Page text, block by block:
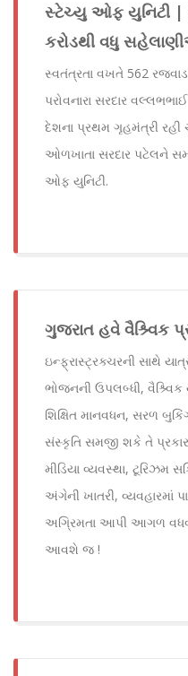
સ્ટેચ્યુ ઓફ યુનિટી |
કરોડથી વધુ
સ્વતંત્રતા વખતે 562
પરોવનારા સરદાર
દેશના પ્રથમ ગૃહમંત્રી
ઓળખાતા સરદાર પટેલને
ઓફ યુનિટી.
ગુજરાત હવે વૈશ્ર્વિક
ઇન્ફ્રાસ્ટ્રક્ચરની સાથે
ભોજનની ઉપલબ્ધી,
શિક્ષિત માનવધન, સરળ
સંસ્કૃતિ સમજી શકે તે
મીડિયા વ્યવસ્થા, ટૂરિઝમ
અંગેની ખાતરી, વ્યવહારમાં
અગ્રિમતા આપી આગળ
આવશે જ !